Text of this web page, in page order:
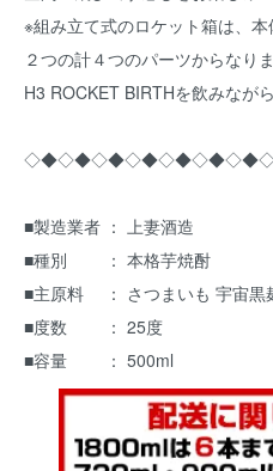
※組み立て式のロケット箱は、
２つの計４つのパーツからなりま
H3 ROCKET BIRTHを飲みなが
■製造業者 ： 上妻酒造
■種別 ： 本格芋焼酎
■主原料 ： さつまいも 宇宙黒
■度数 ： 25度
■容量 ： 500ml